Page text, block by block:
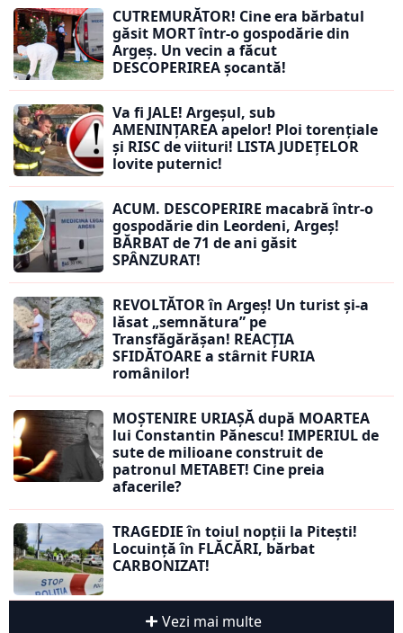
CUTREMURĂTOR! Cine era bărbatul
găsit MORT într-o gospodărie din
Argeș. Un vecin a făcut
DESCOPERIREA șocantă!
Va fi JALE! Argeșul, sub
AMENINȚAREA apelor! Ploi torențiale
și RISC de viituri! LISTA JUDEȚELOR
lovite puternic!
ACUM. DESCOPERIRE macabră într-o
gospodărie din Leordeni, Argeș!
BĂRBAT de 71 de ani găsit
SPÂNZURAT!
REVOLTĂTOR în Argeș! Un turist și-a
lăsat „semnătura” pe
Transfăgărășan! REACȚIA
SFIDĂTOARE a stârnit FURIA
românilor!
MOȘTENIRE URIAȘĂ după MOARTEA
lui Constantin Pănescu! IMPERIUL de
sute de milioane construit de
patronul METABET! Cine preia
afacerile?
TRAGEDIE în toiul nopții la Pitești!
Locuință în FLĂCĂRI, bărbat
CARBONIZAT!
Vezi mai multe